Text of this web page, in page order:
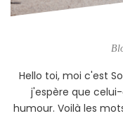
Hello toi, moi c'est
j'espère que
humour. Voilà les